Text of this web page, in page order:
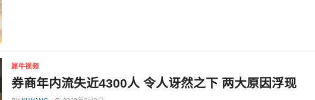
犀牛视频
券商年内流失近4300人 令人讶然之下 两大原因浮现